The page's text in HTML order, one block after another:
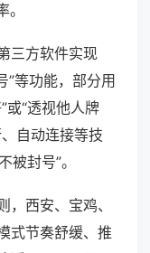
三方软件实现
”等功能，部分用
或“透视他人牌
自动连接等技
被封号”。
西安、宝鸡、
式节奏舒缓、推